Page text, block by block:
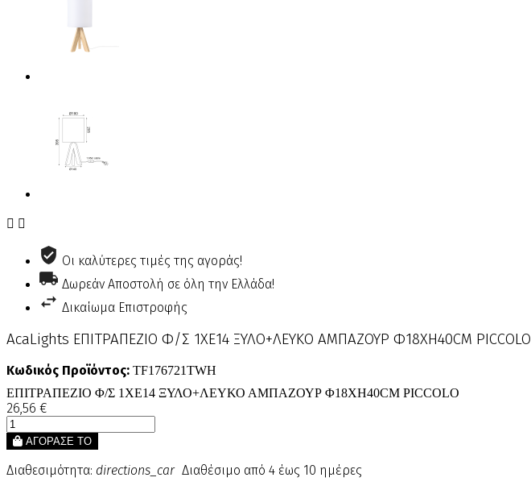
 
Οι καλύτερες τιμές της αγοράς!
Δωρεάν Αποστολή σε όλη την Ελλάδα!
Δικαίωμα Επιστροφής
AcaLights ΕΠΙΤΡΑΠΕΖΙΟ Φ/Σ 1ΧΕ14 ΞΥΛΟ+ΛΕΥΚΟ ΑΜΠΑΖΟΥΡ Φ18XH40CM PICCOLO
Κωδικός Προϊόντος: TF176721TWH
ΕΠΙΤΡΑΠΕΖΙΟ Φ/Σ 1ΧΕ14 ΞΥΛΟ+ΛΕΥΚΟ ΑΜΠΑΖΟΥΡ Φ18XH40CM PICCOLO
26,56 €
ΑΓΟΡΑΣΕ ΤΟ
Διαθεσιμότητα: directions_car Διαθέσιμο από 4 έως 10 ημέρες